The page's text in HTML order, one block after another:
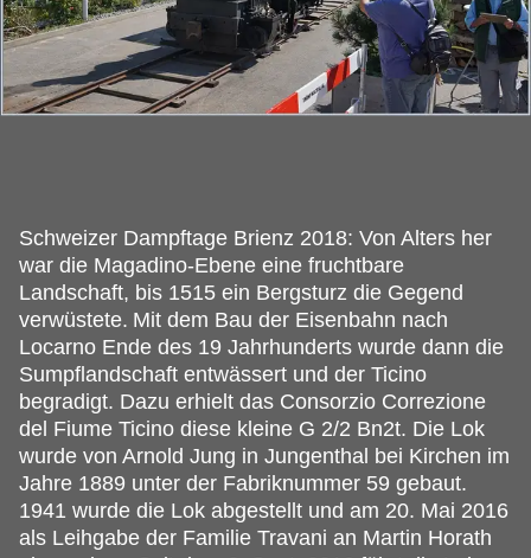
Schweizer Dampftage Brienz 2018: Von Alters her
war die Magadino-Ebene eine fruchtbare
Landschaft, bis 1515 ein Bergsturz die Gegend
verwüstete. Mit dem Bau der Eisenbahn nach
Locarno Ende des 19 Jahrhunderts wurde dann die
Sumpflandschaft entwässert und der Ticino
begradigt. Dazu erhielt das Consorzio Correzione
del Fiume Ticino diese kleine G 2/2 Bn2t. Die Lok
wurde von Arnold Jung in Jungenthal bei Kirchen im
Jahre 1889 unter der Fabriknummer 59 gebaut.
1941 wurde die Lok abgestellt und am 20. Mai 2016
als Leihgabe der Familie Travani an Martin Horath